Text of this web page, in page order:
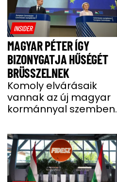
INSIDER
MAGYAR PÉTER ÍGY
BIZONYGATJA HŰSÉGÉT
BRÜSSZELNEK
Komoly elvárásaik
vannak az új magyar
kormánnyal szemben.